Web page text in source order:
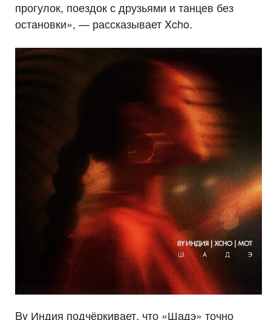
прогулок, поездок с друзьями и танцев без
остановки», — рассказывает Xcho.
By Индия подчёркивает, что «Шадэ» точно